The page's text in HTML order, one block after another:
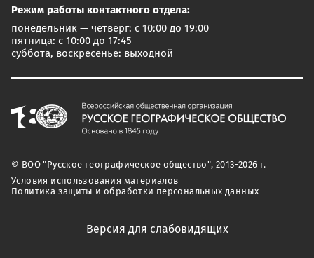
Режим работы контактного отдела:
понедельник — четверг: с 10:00 до 19:00
пятница: с 10:00 до 17:45
суббота, воскресенье: выходной
© ВОО "Русское географическое общество", 2013-2026 г.
Условия использования материалов
Политика защиты и обработки персональных данных
Версия для слабовидящих